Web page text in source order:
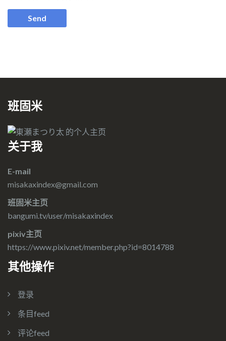
班固米
关于我
E-mail
misakaxindex@gmail.com
班固米主页
bangumi.tv/user/misakaxindex
pixiv主页
https://www.pixiv.net/member.php?id=8014788
其他操作
登录
条目feed
评论feed